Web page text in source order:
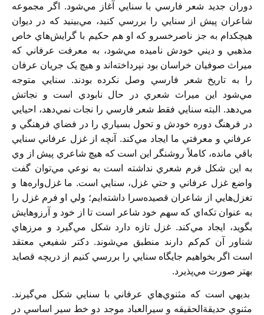
دوران جديد شعر فارسي با سنايي آغاز مي‌شود. اگر مجموعه
شاعران پيش از سنايي را بررسي کنيد، مي‌بينيد که در ديوان
هيچکدام به جز ناصرخسرو که او هم حکيم با گرايش‌هاي خاص
مذهبي و ديني خودش ناميده مي‌شود، به معرفت عرفاني که
ميراث صوفيان خراسان بود نپرداخته‌اند و هيچ يک جريان عرفان
را به تاريخ شعر فارسي وصل نکرده بودند. سنايي متوجه
مي‌شود اين ميراث شعري در حال نابودي است و نجاتش
مي‌دهد. البته سنايي فقط شعر فارسي را نجات نمي‌دهد، احيايي
در فرهنگ دوره خودش و تحول بسياري را در فضاي فرهنگي و
عرفاني و معرفتي ما ايجاد مي‌کند. آنچه از غزل عرفاني سنايي
باقي مانده، کاملاً روشنگر اين است که هيچ شاعري پيش از وي
به اين شکل فرم شعري نداشته است به نوعي مي‌توان گفت
واضع غزل عرفاني و حتي غزل، سنايي است. ما غزل‌واره‌ها و
تغزل‌هايي از شاعران قصيده‌سرا داشته‌ايم؛ ولي او فرم غزل را
به عنوان تکه‌اي که سهم خود شاعر است تا از خود و آرزوهايش
بگويد، ايجاد مي‌کند. غزل تازه دارد شکل مي‌گيرد و مرزهاي
شناور آن کم‌کم دارند منطبق مي‌شوند. دکتر شفيعي معتقد
است اگر بخواهيم جايگاه سنايي را بررسي کنيم از دريچه قصايد
بهتر صورت مي‌پذيرد.
بديهي است که مثنوي‌هاي عرفاني با سنايي شکل مي‌گيرند.
مثنوي حديقةالحقيقه و سيرالعباد موجد دو خط سير اساسي در